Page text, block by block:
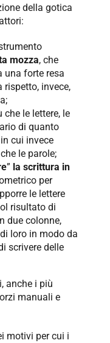
della gotica
mozza, che
una forte resa
rispetto, invece,
che le lettere, le
di quanto
cui invece
le parole;
” la scrittura in
per
le lettere
risultato di
due colonne,
loro in modo da
scrivere delle
anche i più
manuali e
motivi per cui i